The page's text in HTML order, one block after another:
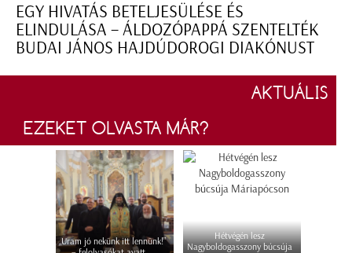
EGY HIVATÁS BETELJESÜLÉSE ÉS
ELINDULÁSA – ÁLDOZÓPAPPÁ SZENTELTÉK
BUDAI JÁNOS HAJDÚDOROGI DIAKÓNUST
AKTUÁLIS
EZEKET OLVASTA MÁR?
„Uram jó nekünk itt lennünk!”
Hétvégén lesz
Nagyboldogasszony búcsúja